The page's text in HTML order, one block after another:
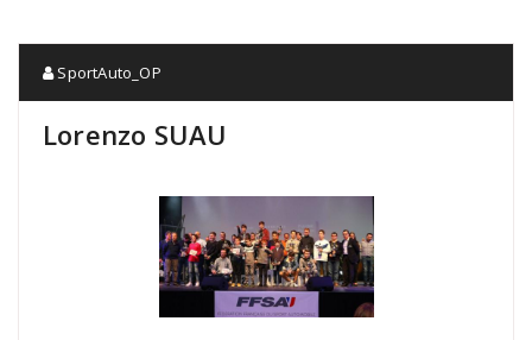
SportAuto_OP
Lorenzo SUAU